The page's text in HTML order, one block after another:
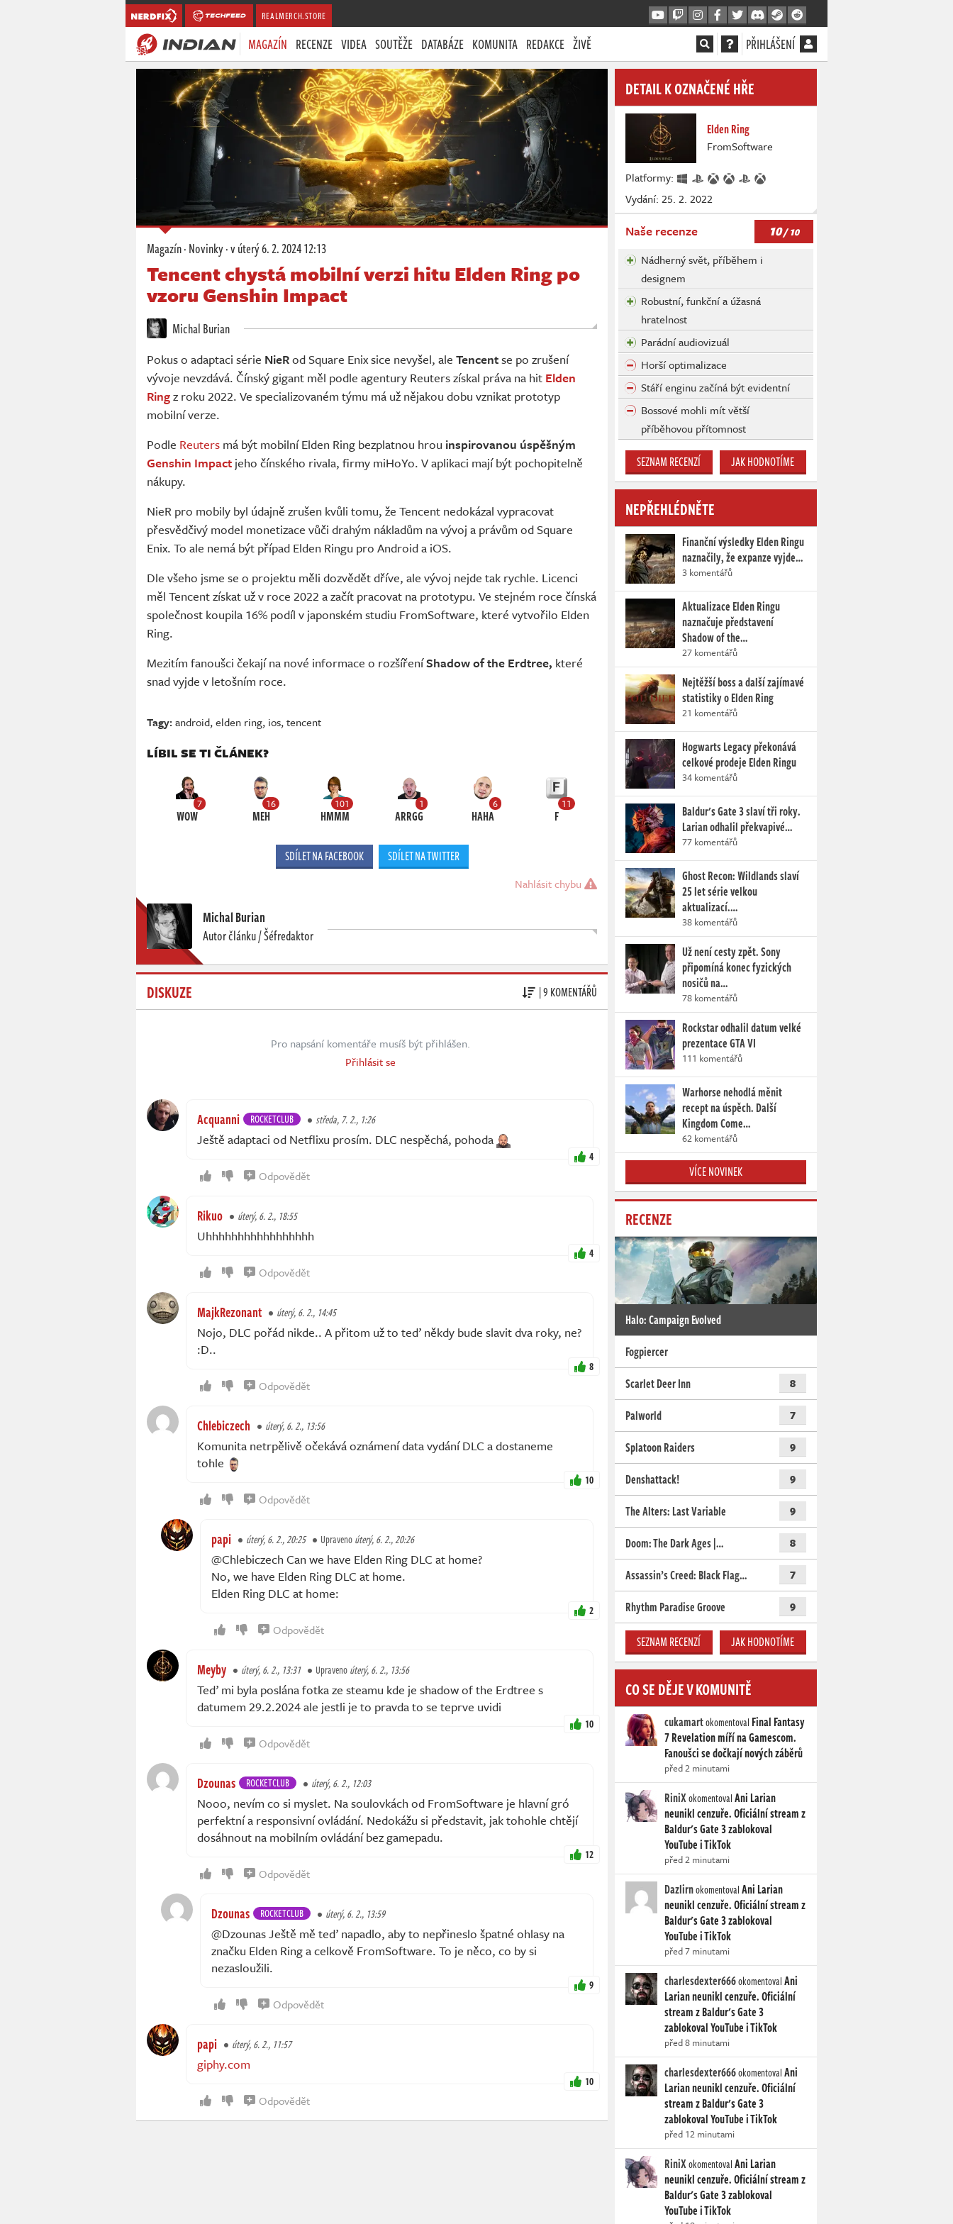
REALMERCH.STORE
MAGAZÍN RECENZE VIDEA SOUTĚŽE DATABÁZE KOMUNITA REDAKCE ŽIVĚ PŘIHLÁŠENÍ
Magazín·Novinky·v úterý6. 2. 2024 12:13
Tencent chystá mobilní verzi hitu Elden Ring po
vzoru Genshin Impact
Michal Burian
Pokus o adaptaci série NieRod Square Enix sice nevyšel, ale Tencentse po zrušení
vývoje nevzdává. Čínský gigant měl podle agentury Reuters získal práva na hit Elden
Ringz roku 2022. Ve specializovaném týmu má už nějakou dobu vznikat prototyp
mobilní verze.
Podle Reuters má být mobilní Elden Ring bezplatnou hrou inspirovanou úspěšným
Genshin Impact jeho čínského rivala, firmy miHoYo. V aplikaci mají být pochopitelně
nákupy.
NieR pro mobily byl údajně zrušen kvůli tomu, že Tencent nedokázal vypracovat
přesvědčivý model monetizace vůči drahým nákladům na vývoj a právům od Square
Enix. To ale nemá být případ Elden Ringu pro Android a iOS.
Dle všeho jsme se o projektu měli dozvědět dříve, ale vývoj nejde tak rychle. Licenci
měl Tencent získat už v roce 2022 a začít pracovat na prototypu. Ve stejném roce čínská
společnost koupila 16% podíl v japonském studiu FromSoftware, které vytvořilo Elden
Ring.
Mezitím fanoušci čekají na nové informace o rozšířeníShadow of the Erdtree, které
snad vyjde v letošním roce.
Tagy:android,elden ring, ios,tencent
LÍBIL SE TI ČLÁNEK?
7
WOW
16
MEH
101
HMMM
1
ARRGG
6
HAHA
11
F
SDÍLET NA FACEBOOK SDÍLET NA TWITTER
Nahlásit chybu
Michal Burian
Autor článku / Šéfredaktor
DISKUZE | 9 KOMENTÁŘŮ
Pro napsání komentáře musíš být přihlášen.
Přihlásit se
Acquanni ROCKETCLUB středa, 7. 2., 1:26
Ještě adaptaci od Netflixu prosím. DLC nespěchá, pohoda
4
Odpovědět
Rikuo úterý, 6. 2., 18:55
Uhhhhhhhhhhhhhhhhh
4
Odpovědět
MajkRezonant úterý, 6. 2., 14:45
Nojo, DLC pořád nikde.. A přitom už to teď někdy bude slavit dva roky, ne?
:D..
8
Odpovědět
Chlebiczech úterý, 6. 2., 13:56
Komunita netrpělivě očekává oznámení data vydání DLC a dostaneme
tohle
10
Odpovědět
papi úterý, 6. 2., 20:25 Upravenoúterý, 6. 2., 20:26
@Chlebiczech Can we have Elden Ring DLC at home?
No, we have Elden Ring DLC at home.
Elden Ring DLC at home:
2
Odpovědět
Meyby úterý, 6. 2., 13:31 Upravenoúterý, 6. 2., 13:56
Teď mi byla poslána fotka ze steamu kde je shadow of the Erdtree s
datumem 29.2.2024 ale jestli je to pravda to se teprve uvidi
10
Odpovědět
Dzounas ROCKETCLUB úterý, 6. 2., 12:03
Nooo, nevím co si myslet. Na soulovkách od FromSoftware je hlavní gró
perfektní a responsivní ovládání. Nedokážu si představit, jak tohohle chtějí
dosáhnout na mobilním ovládání bez gamepadu.
12
Odpovědět
Dzounas ROCKETCLUB úterý, 6. 2., 13:59
@Dzounas Ještě mě teď napadlo, aby to nepřineslo špatné ohlasy na
značku Elden Ring a celkově FromSoftware. To je něco, co by si
nezasloužili.
9
Odpovědět
papi úterý, 6. 2., 11:57
giphy.com
10
Odpovědět
DETAIL K OZNAČENÉ HŘE
Elden Ring
FromSoftware
Platformy:
Vydání: 25. 2. 2022
Naše recenze 10/ 10
Nádherný svět, příběhem i
designem
Robustní, funkční a úžasná
hratelnost
Parádní audiovizuál
Horší optimalizace
Stáří enginu začíná být evidentní
Bossové mohli mít větší
příběhovou přítomnost
SEZNAM RECENZÍ JAK HODNOTÍME
NEPŘEHLÉDNĚTE
Finanční výsledky Elden Ringu
naznačily, že expanze vyjde…
3 komentářů
Aktualizace Elden Ringu
naznačuje představení
Shadow of the…
27 komentářů
Nejtěžší boss a další zajímavé
statistiky o Elden Ring
21 komentářů
Hogwarts Legacy překonává
celkové prodeje Elden Ringu
34 komentářů
Baldur's Gate 3 slaví tři roky.
Larian odhalil překvapivé…
77 komentářů
Ghost Recon: Wildlands slaví
25 let série velkou
aktualizací.…
38 komentářů
Už není cesty zpět. Sony
připomíná konec fyzických
nosičů na…
78 komentářů
Rockstar odhalil datum velké
prezentace GTA VI
111 komentářů
Warhorse nehodlá měnit
recept na úspěch. Další
Kingdom Come…
62 komentářů
VÍCE NOVINEK
RECENZE
Halo: Campaign Evolved
Fogpiercer
Scarlet Deer Inn
8
Palworld 7
Splatoon Raiders 9
Denshattack! 9
The Alters: Last Variable 9
Doom: The Dark Ages |… 8
Assassin’s Creed: Black Flag… 7
Rhythm Paradise Groove 9
SEZNAM RECENZÍ JAK HODNOTÍME
CO SE DĚJE V KOMUNITĚ
cukamartokomentoval Final Fantasy
7 Revelation míří na Gamescom.
Fanoušci se dočkají nových záběrů
před 2 minutami
RiniXokomentovalAni Larian
neunikl cenzuře. Oficiální stream z
Baldur's Gate 3 zablokoval
YouTube i TikTok
před 2 minutami
DazlirnokomentovalAni Larian
neunikl cenzuře. Oficiální stream z
Baldur's Gate 3 zablokoval
YouTube i TikTok
před 7 minutami
charlesdexter666okomentovalAni
Larian neunikl cenzuře. Oficiální
stream z Baldur's Gate 3
zablokoval YouTube i TikTok
před 8 minutami
charlesdexter666okomentovalAni
Larian neunikl cenzuře. Oficiální
stream z Baldur's Gate 3
zablokoval YouTube i TikTok
před 12 minutami
RiniXokomentovalAni Larian
neunikl cenzuře. Oficiální stream z
Baldur's Gate 3 zablokoval
YouTube i TikTok